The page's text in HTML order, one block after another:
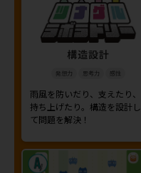
構造設計
発想力 思考力 感性
雨風を防いだり、支えたり、
持ち上げたり。構造を設計し
て問題を解決！